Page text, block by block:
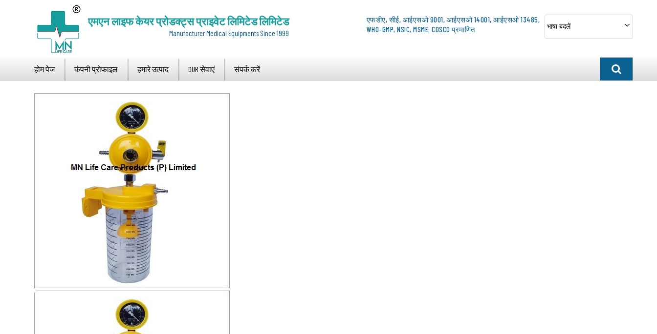
एमएन लाइफ केयर प्रोडक्ट्स प्राइवेट लिमिटेड लिमिटेड
Manufacturer Medical Equipments Since 1999
भाषा बदलें
एफडीए, सीई, आईएसओ 9001, आईएसओ 14001, आईएसओ 13485,
WHO-GMP, NSIC, MSME, CDSCO प्रमाणित
होम पेज कंपनी प्रोफाइल हमारे उत्पाद OUR सेवाएं संपर्क करें